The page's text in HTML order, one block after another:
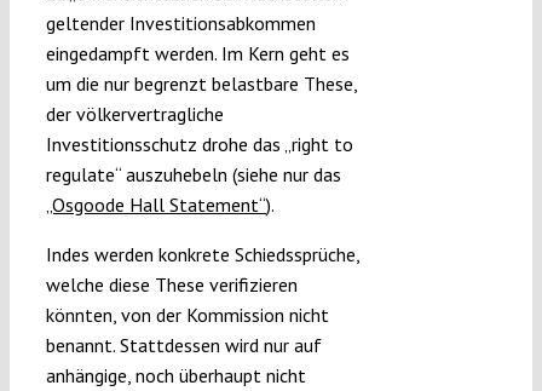
geltender Investitionsabkommen
eingedampft werden. Im Kern geht es
um die nur begrenzt belastbare These,
der völkervertragliche
Investitionsschutz drohe das „right to
regulate“ auszuhebeln (siehe nur das
„Osgoode Hall Statement“).
Indes werden konkrete Schiedssprüche,
welche diese These verifizieren
könnten, von der Kommission nicht
benannt. Stattdessen wird nur auf
anhängige, noch überhaupt nicht